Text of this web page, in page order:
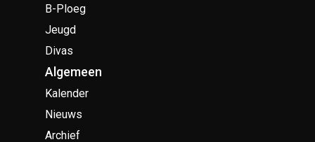
B-Ploeg
Jeugd
Divas
Algemeen
Kalender
Nieuws
Archief